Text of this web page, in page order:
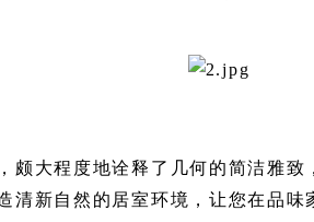
大程度地诠释了几何的简洁雅
新自然的居室环境，让您在品